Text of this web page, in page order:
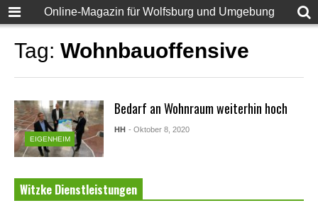
Online-Magazin für Wolfsburg und Umgebung
Tag: Wohnbauoffensive
EIGENHEIM
Bedarf an Wohnraum weiterhin hoch
HH - Oktober 8, 2020
Witzke Dienstleistungen